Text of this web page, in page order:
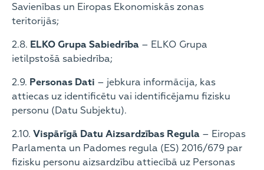
Savienības un Eiropas Ekonomiskās zonas
teritorijās;
2.8. ELKO Grupa Sabiedrība – ELKO Grupa
ietilpstošā sabiedrība;
2.9. Personas Dati – jebkura informācija, kas
attiecas uz identificētu vai identificējamu fizisku
personu (Datu Subjektu).
2.10. Vispārīgā Datu Aizsardzības Regula – Eiropas
Parlamenta un Padomes regula (ES) 2016/679 par
fizisku personu aizsardzību attiecībā uz Personas